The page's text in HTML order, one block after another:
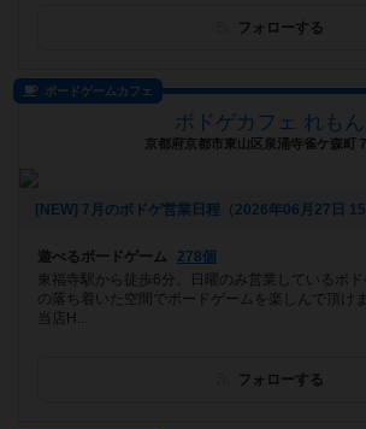
フォローする
ボードゲームカフェ
ボドゲカフェ れもん
京都府京都市東山区泉涌寺雀ケ森町
[NEW] 7月のボドゲ営業日程（2026年06月27日 15
遊べるボードゲーム
278個
東福寺駅から徒歩6分。日曜のみ営業しているボ
の落ち着いた空間でボードゲームを楽しんで頂け
当店H...
フォローする